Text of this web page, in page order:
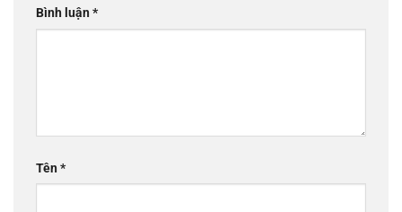
Bình luận*
Tên*